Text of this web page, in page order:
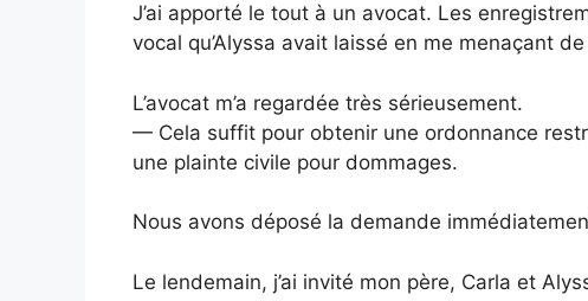
J’ai apporté le tout à un avocat. Les
vocal qu’Alyssa avait laissé en me menaçant
L’avocat m’a regardée très sérieusement.
— Cela suffit pour obtenir une ordonnance
une plainte civile pour dommages.
Nous avons déposé la demande
Le lendemain, j’ai invité mon père, Carla et